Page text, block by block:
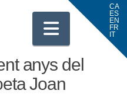
anys del
Joan